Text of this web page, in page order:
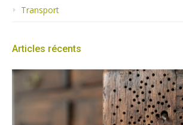
Transport
Articles récents